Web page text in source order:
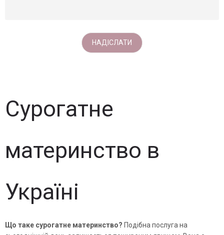
Сурогатне
материнство в
Україні
Що таке сурогатне материнство? Подібна послуга на